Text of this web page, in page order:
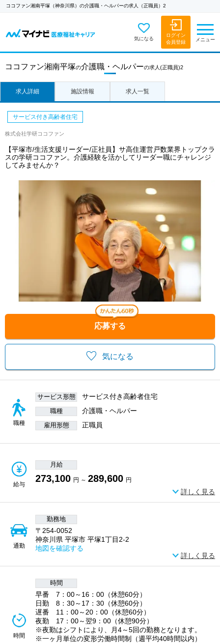
ココファン湘南平塚（神奈川県）の介護職・ヘルパーの求人（正職員）2
気になる
ログイン
会員登録
メニュー
ココファン湘南平塚の介護職・ヘルパーの求人 (正職員)2
求人詳細 施設情報 求人一覧
気になる
応募する
サービス付き高齢者住宅
株式会社学研ココファン
【平塚市/生活支援リーダー/正社員】サ高住運営戸数業界トップクラ
スの学研ココファン。介護経験を活かしてリーダー職にチャレンジ
してみませんか？
職種
サービス形態 サービス付き高齢者住宅
職種 介護職・ヘルパー
雇用形態 正職員
給与
月給
273,100 円 ～ 289,600 円
詳しく見る
通勤
勤務地
〒254-0052
神奈川県 平塚市 平塚1丁目2-2
地図を確認する
詳しく見る
時間
時間
早番 7：00～16：00（休憩60分）
日勤 8：30～17：30（休憩60分）
遅番 11：00～20：00（休憩60分）
夜勤 17：00～翌9：00（休憩90分）
※夜勤はシフトにより、月4～5回の勤務となります。
※一ヶ月単位の変形労働時間制（週平均40時間以内）